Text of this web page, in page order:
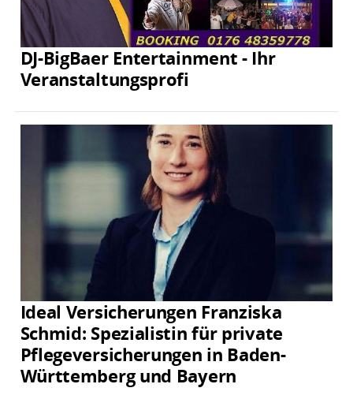
DJ-BigBaer Entertainment - Ihr
Veranstaltungsprofi
Ideal Versicherungen Franziska
Schmid: Spezialistin für private
Pflegeversicherungen in Baden-
Württemberg und Bayern